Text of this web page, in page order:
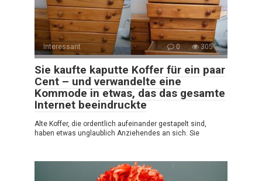
Interessant 0 305
Sie kaufte kaputte Koffer für ein paar
Cent – und verwandelte eine
Kommode in etwas, das das gesamte
Internet beeindruckte
Alte Koffer, die ordentlich aufeinander gestapelt sind,
haben etwas unglaublich Anziehendes an sich. Sie